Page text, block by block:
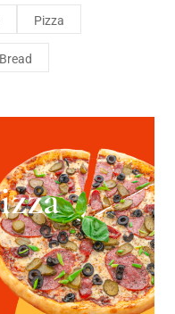
Pizza
Bread